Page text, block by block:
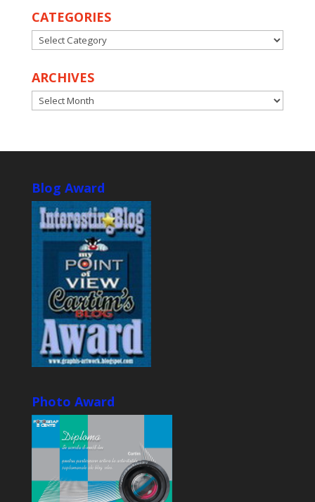
CATEGORIES
CATEGORIES
ARCHIVES
ARCHIVES
Blog Award
Photo Award